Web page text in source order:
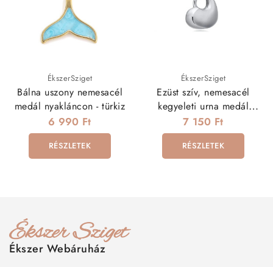
ÉkszerSziget
Bálna uszony nemesacél
medál nyakláncon - türkiz
6 990 Ft
RÉSZLETEK
ÉkszerSziget
Ezüst szív, nemesacél
kegyeleti urna medál
nyakláncon
7 150 Ft
RÉSZLETEK
Ékszer Webáruház